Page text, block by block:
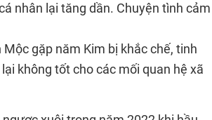
nhân lại tăng dần. Chuyện tình cảm
gặp năm Kim bị khắc chế, tinh
không tốt cho các mối quan hệ xã